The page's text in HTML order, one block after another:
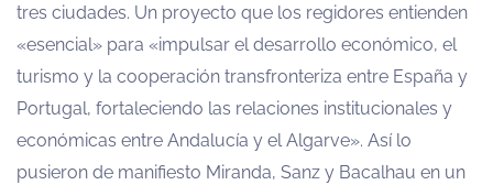
tres ciudades. Un proyecto que los regidores entienden
«esencial» para «impulsar el desarrollo económico, el
turismo y la cooperación transfronteriza entre España y
Portugal, fortaleciendo las relaciones institucionales y
económicas entre Andalucía y el Algarve». Así lo
pusieron de manifiesto Miranda, Sanz y Bacalhau en un